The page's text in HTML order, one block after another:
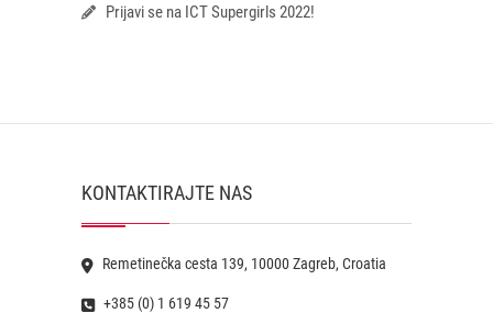
Prijavi se na ICT Supergirls 2022!
KONTAKTIRAJTE NAS
Remetinečka cesta 139, 10000 Zagreb, Croatia
+385 (0) 1 619 45 57